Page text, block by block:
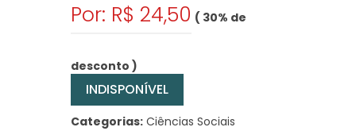
Por: R$ 24,50 ( 30% de
desconto )
INDISPONÍVEL
Categorias: Ciências Sociais